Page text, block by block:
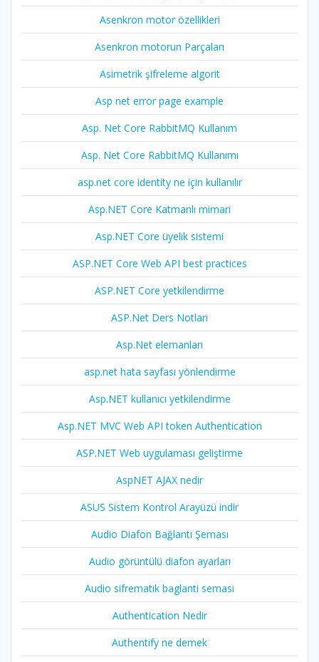
Asenkron motor özellikleri
Asenkron motorun Parçaları
Asimetrik şifreleme algorit
Asp net error page example
Asp. Net Core RabbitMQ Kullanım
Asp. Net Core RabbitMQ Kullanımı
asp.net core identity ne için kullanılır
Asp.NET Core Katmanlı mimari
Asp.NET Core üyelik sistemi
ASP.NET Core Web API best practices
ASP.NET Core yetkilendirme
ASP.Net Ders Notları
Asp.Net elemanları
asp.net hata sayfası yönlendirme
Asp.NET kullanıcı yetkilendirme
Asp.NET MVC Web API token Authentication
ASP.NET Web uygulaması geliştirme
AspNET AJAX nedir
ASUS Sistem Kontrol Arayüzü indir
Audio Diafon Bağlantı Şeması
Audio görüntülü diafon ayarları
Audio sifrematik baglanti semasi
Authentication Nedir
Authentify ne demek